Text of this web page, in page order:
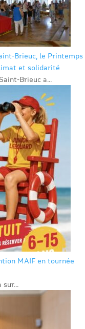
Brieuc, le Printemps
et solidarité
Brieuc a...
MAIF en tournée